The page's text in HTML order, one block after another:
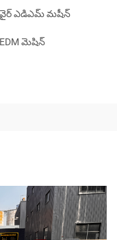
వైర్ ఎడిఎమ్ మషీన్
మెషిన్